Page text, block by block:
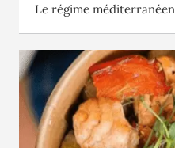
Le régime méditerranéen